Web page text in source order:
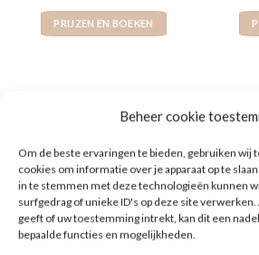
Beheer cookie
Om de beste ervaringen te bieden, gebruiken wij
cookies om informatie over je apparaat op te
in te stemmen met deze technologieën kunnen
surfgedrag of unieke ID's op deze site
geeft of uw toestemming intrekt, kan dit een
bepaalde functies en mogelijkheden.
PRIJZEN EN BOEKEN
WAT ZE OVER ONS